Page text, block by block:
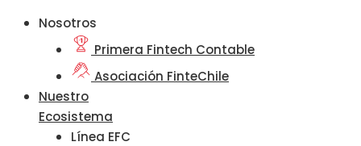
Nosotros
Primera Fintech Contable
Asociación FinteChile
Nuestro
Ecosistema
Línea EFC